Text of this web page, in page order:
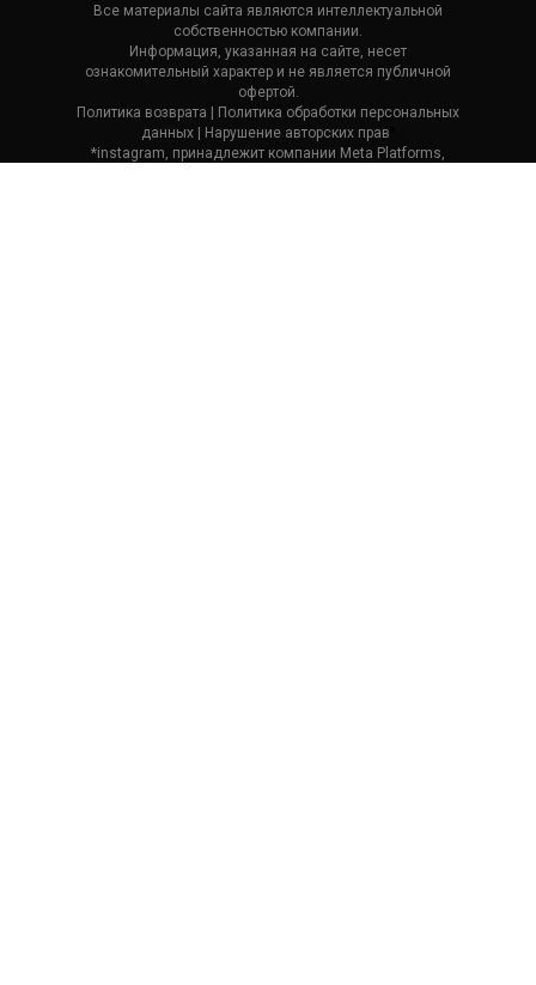
Все материалы сайта являются интеллектуальной
собственностью компании.
Информация, указанная на сайте, несет
ознакомительный характер и не является публичной
офертой.
Политика возврата | Политика обработки персональных
данных | Нарушение авторских прав
*instagram, принадлежит компании Meta Platforms,